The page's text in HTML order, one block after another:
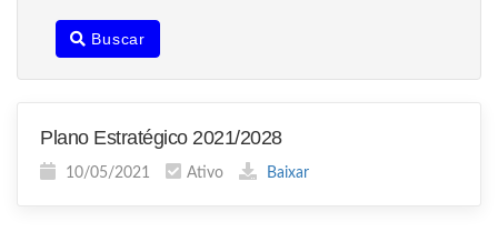
Buscar
Plano Estratégico 2021/2028
10/05/2021 Ativo Baixar